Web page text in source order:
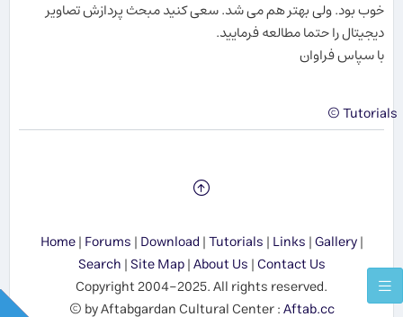
خوب بود. ولی بهتر هم می شد. سعی کنید مبحث پردازش تصاویر
دیجیتال را حتما مطالعه فرمایید.
با سپاس فراوان
Tutorials ©
Home|Forums|Download|Tutorials|Links|Gallery|
Search|Site Map|About Us|Contact Us
Copyright 2004-2025. All rights reserved.
© by Aftabgardan Cultural Center :Aftab.cc